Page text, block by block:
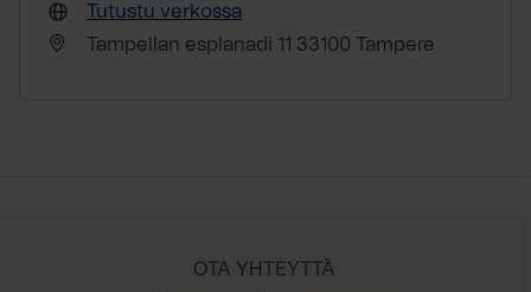
Tutustu verkossa
Tampellan esplanadi 11 33100 Tampere
OTA YHTEYTTÄ